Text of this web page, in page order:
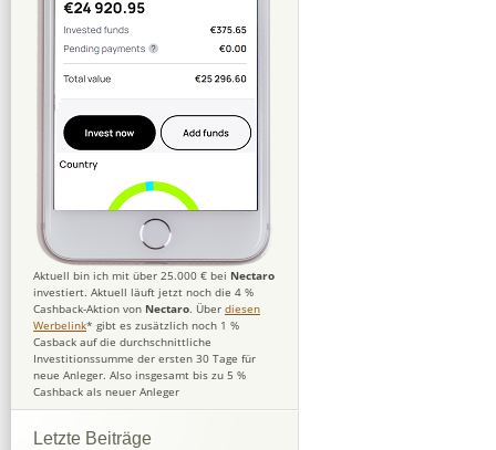
Aktuell bin ich mit über 25.000 € bei Nectaro
investiert. Aktuell läuft jetzt noch die 4 %
Cashback-Aktion von Nectaro. Über diesen
Werbelink* gibt es zusätzlich noch 1 %
Casback auf die durchschnittliche
Investitionssumme der ersten 30 Tage für
neue Anleger. Also insgesamt bis zu 5 %
Cashback als neuer Anleger
Letzte Beiträge